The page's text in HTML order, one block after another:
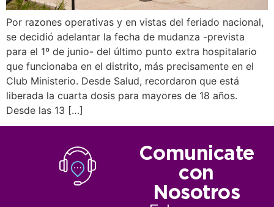
Por razones operativas y en vistas del feriado nacional,
se decidió adelantar la fecha de mudanza -prevista
para el 1º de junio- del último punto extra hospitalario
que funcionaba en el distrito, más precisamente en el
Club Ministerio. Desde Salud, recordaron que está
liberada la cuarta dosis para mayores de 18 años.
Desde las 13 […]
Comunicate
con
Nosotros